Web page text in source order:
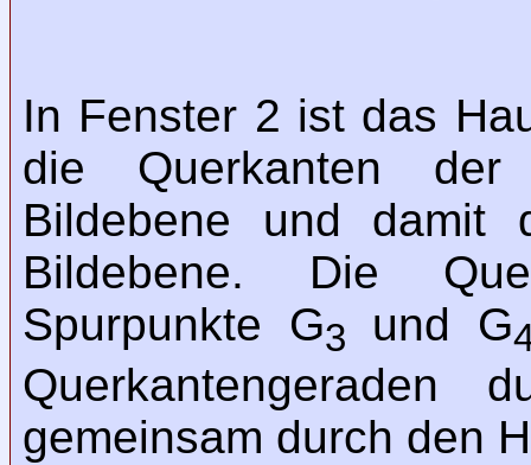
In Fenster 2 ist das
die Querkanten der
Bildebene und damit
Bildebene. Die
Spurpunkte G3 und G
Querkantengeraden
gemeinsam durch den